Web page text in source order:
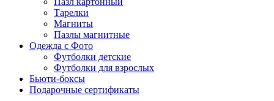
Тарелки
Магниты
Пазлы магнитные
Одежда с Фото
Футболки детские
Футболки для взрослых
Бьюти-боксы
Подарочные сертификаты